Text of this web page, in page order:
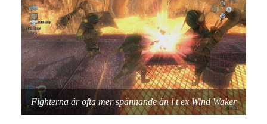
Fighterna är ofta mer spännande än i t ex Wind Waker